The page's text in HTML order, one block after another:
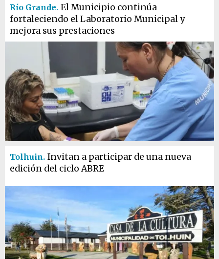
Río Grande. El Municipio continúa
fortaleciendo el Laboratorio Municipal y
mejora sus prestaciones
Tolhuin. Invitan a participar de una nueva
edición del ciclo ABRE